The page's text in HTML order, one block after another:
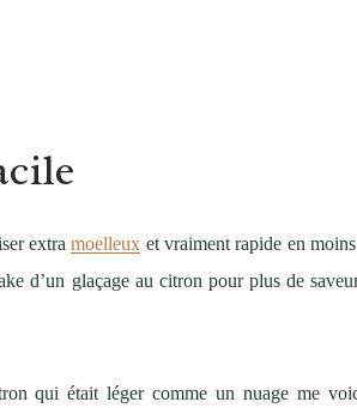
extramoelleux et vraiment rapide en
d’un glaçage au citron pour plus de
qui était léger comme un nuage me